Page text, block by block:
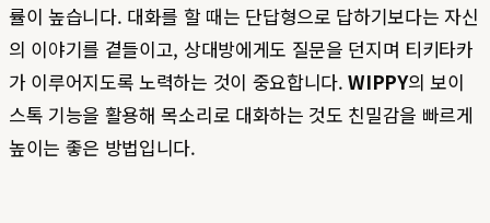
률이 높습니다. 대화를 할 때는 단답형으로 답하기보다는 자신
의 이야기를 곁들이고, 상대방에게도 질문을 던지며 티키타카
가 이루어지도록 노력하는 것이 중요합니다.WIPPY의 보이
스톡 기능을 활용해 목소리로 대화하는 것도 친밀감을 빠르게
높이는 좋은 방법입니다.